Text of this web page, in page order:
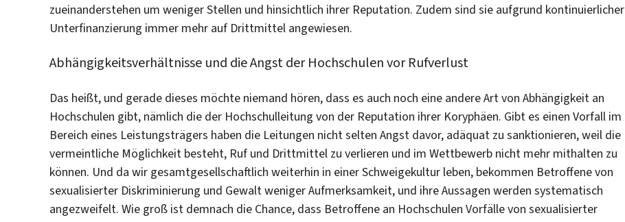
zueinanderstehen um weniger Stellen und hinsichtlich ihrer Reputation. Zudem sind sie aufgrund kontinuierlicher
Unterfinanzierung immer mehr auf Drittmittel angewiesen.
Abhängigkeitsverhältnisse und die Angst der Hochschulen vor Rufverlust
Das heißt, und gerade dieses möchte niemand hören, dass es auch noch eine andere Art von Abhängigkeit an
Hochschulen gibt, nämlich die der Hochschulleitung von der Reputation ihrer Koryphäen. Gibt es einen Vorfall im
Bereich eines Leistungsträgers haben die Leitungen nicht selten Angst davor, adäquat zu sanktionieren, weil die
vermeintliche Möglichkeit besteht, Ruf und Drittmittel zu verlieren und im Wettbewerb nicht mehr mithalten zu
können. Und da wir gesamtgesellschaftlich weiterhin in einer Schweigekultur leben, bekommen Betroffene von
sexualisierter Diskriminierung und Gewalt weniger Aufmerksamkeit, und ihre Aussagen werden systematisch
angezweifelt. Wie groß ist demnach die Chance, dass Betroffene an Hochschulen Vorfälle von sexualisierter